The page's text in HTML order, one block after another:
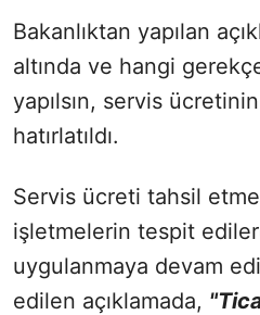
Bakanlıktan yapılan
altında ve hangi
yapılsın, servis ücretinin
hatırlatıldı.
Servis ücreti tahsil
işletmelerin tespit
uygulanmaya devam
edilen açıklamada,